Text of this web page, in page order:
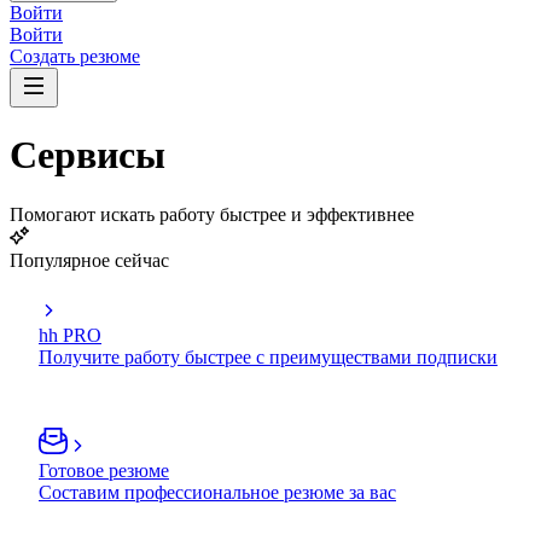
Войти
Войти
Создать резюме
Сервисы
Помогают искать работу быстрее и эффективнее
Популярное сейчас
hh PRO
Получите работу быстрее с преимуществами подписки
Готовое резюме
Составим профессиональное резюме за вас